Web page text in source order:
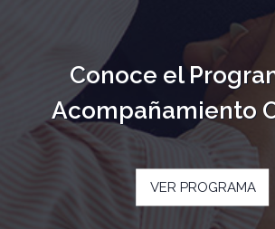
Conoce el
Acompañamiento
VER PROGRAMA